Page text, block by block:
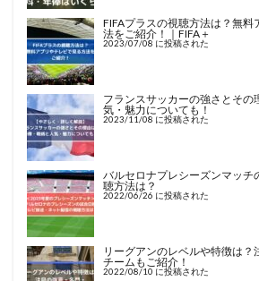
FIFAプラスの視聴方法は？無
法をご紹介！｜FIFA＋
2023/07/08 に投稿された
フランスサッカーの強さとその
気・魅力についても！
2023/11/08 に投稿された
バルセロナプレシーズンマッチ
聴方法は？
2022/06/26 に投稿された
リーグアンのレベルや特徴は
チームもご紹介！
2022/08/10 に投稿された